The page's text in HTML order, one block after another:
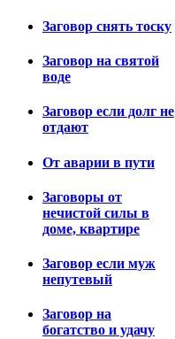
Заговор снять тоску
Заговор на святой
воде
Заговор если долг не
отдают
От аварии в пути
Заговоры от
нечистой силы в
доме, квартире
Заговор если муж
непутевый
Заговор на
богатство и удачу